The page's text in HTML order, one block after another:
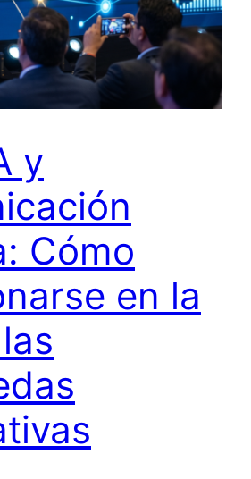
y
Cómo
en la